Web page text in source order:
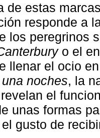
de estas
responde a
los peregrinos
o el
llenar el ocio
noches, la
el
unas formas
gusto de